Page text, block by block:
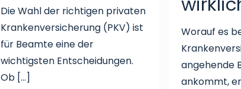
Die Wahl der richtigen privaten
Krankenversicherung (PKV) ist
für Beamte eine der
wichtigsten Entscheidungen.
Ob […]
Worauf es
angehende
ankommt,